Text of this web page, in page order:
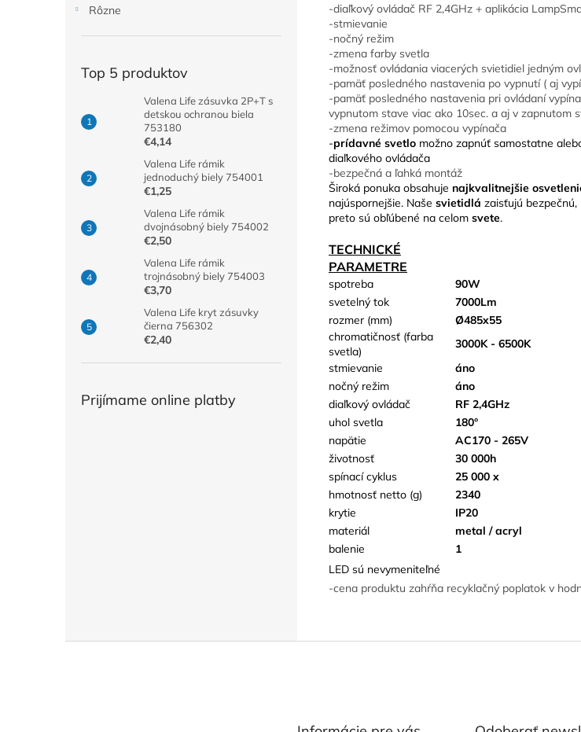
Rôzne
Top 5 produktov
Valena Life zásuvka 2P+T s
detskou ochranou biela
753180
€4,14
Valena Life rámik
jednoduchý biely 754001
€1,25
Valena Life rámik
dvojnásobný biely 754002
€2,50
Valena Life rámik
trojnásobný biely 754003
€3,70
Valena Life kryt zásuvky
čierna 756302
€2,40
Prijímame online platby
-diaľkový ovládač RF 2,4GHz + aplikácia
-stmievanie
-nočný režim
-zmena farby svetla
-možnosť ovládania viacerých svietidiel jedným
-pamäť posledného nastavenia po vypnutí ( aj
-pamäť posledného nastavenia pri ovládaní
vypnutom stave viac ako 10sec. a aj v zapnutom
-zmena režimov pomocou vypínača
-prídavné svetlo možno zapnúť samostatne
diaľkového ovládača
-bezpečná a ľahká montáž
Široká ponuka obsahuje najkvalitnejšie
najúspornejšie. Naše svietidlá zaisťujú
preto sú obľúbené na celom svete.
TECHNICKÉ
PARAMETRE
spotreba
90W
svetelný tok
7000Lm
rozmer (mm)
Ø485x55
chromatičnosť (farba
svetla)
3000K - 6500K
stmievanie
áno
nočný režim
áno
diaľkový ovládač
RF 2,4GHz
uhol svetla
180°
napätie
AC170 - 265V
životnosť
30 000h
spínací cyklus
25 000 x
hmotnosť netto (g)
2340
krytie
IP20
materiál
metal / acryl
balenie
1
LED sú nevymeniteľné
-cena produktu zahŕňa recyklačný poplatok v